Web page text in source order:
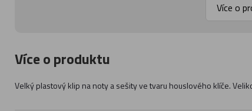
Více o
Více o produktu
Velký plastový klip na noty a sešity ve tvaru houslového klíče.